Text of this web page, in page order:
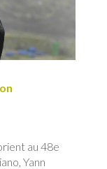
au 48e
Yann